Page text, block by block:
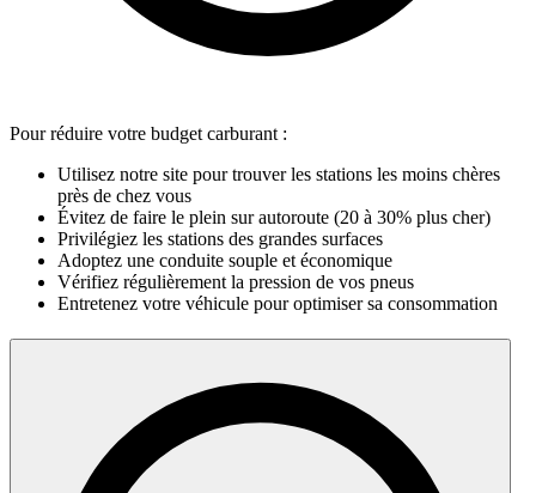
Pour réduire votre budget carburant :
Utilisez notre site pour trouver les stations les moins chères
près de chez vous
Évitez de faire le plein sur autoroute (20 à 30% plus cher)
Privilégiez les stations des grandes surfaces
Adoptez une conduite souple et économique
Vérifiez régulièrement la pression de vos pneus
Entretenez votre véhicule pour optimiser sa consommation